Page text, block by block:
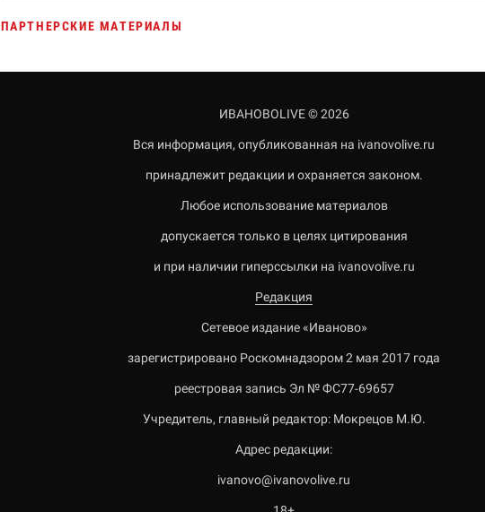
ПАРТНЕРСКИЕ МАТЕРИАЛЫ
ИВАНОВОLIVE © 2026
Вся информация, опубликованная на ivanovolive.ru
принадлежит редакции и охраняется законом.
Любое использование материалов
допускается только в целях цитирования
и при наличии гиперссылки на ivanovolive.ru
Редакция
Сетевое издание «Иваново»
зарегистрировано Роскомнадзором 2 мая 2017 года
реестровая запись Эл № ФС77-69657
Учредитель, главный редактор: Мокрецов М.Ю.
Адрес редакции:
ivanovo@ivanovolive.ru